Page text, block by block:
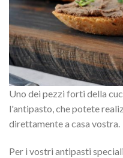
Uno dei pezzi forti della
l'antipasto, che potete
direttamente a casa vostra.
Per i vostri antipasti